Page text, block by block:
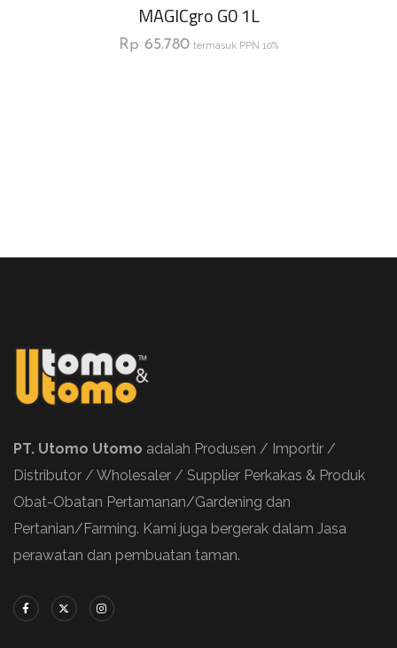
MAGICgro G0 1L
Rp 65.780 termasuk PPN 10%
PT. Utomo Utomo adalah Produsen / Importir /
Distributor / Wholesaler / Supplier Perkakas & Produk
Obat-Obatan Pertamanan/Gardening dan
Pertanian/Farming. Kami juga bergerak dalam Jasa
perawatan dan pembuatan taman.